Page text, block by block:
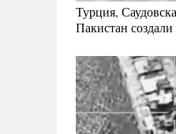
Турция,
Пакистан